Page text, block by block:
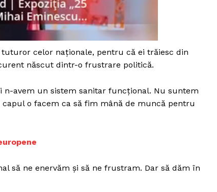
PRESShub
Rețea
celor naționale, pentru că ei trăiesc din
născut dintr-o frustrare politică.
avem un sistem sanitar funcțional. Nu suntem
o facem ca să fim mână de muncă pentru
să ne enervăm și să ne frustram. Dar să dăm în